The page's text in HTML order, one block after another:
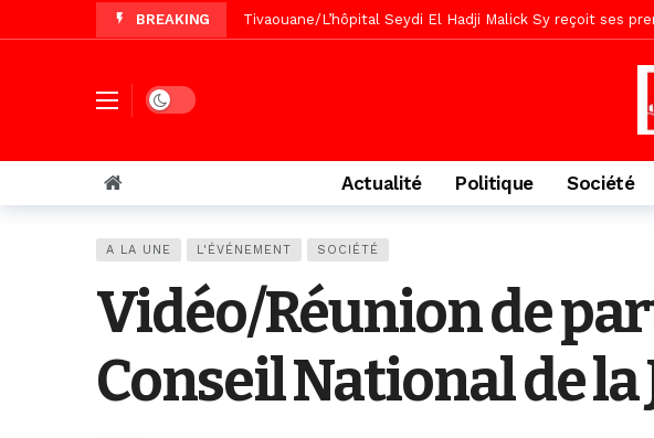
BREAKING Recomposition politique : l’alternative sénégalaise ne
Vidéo/ Préparation Gamou 2026, Keur Mame El Hadji
Vidéo/ Magal 2026, le train a transporté 9.651 passagers,
Dark mode
Actualité Politique Société
A LA UNE L'ÉVÉNEMENT SOCIÉTÉ
Vidéo/Réunion de
Conseil National de la